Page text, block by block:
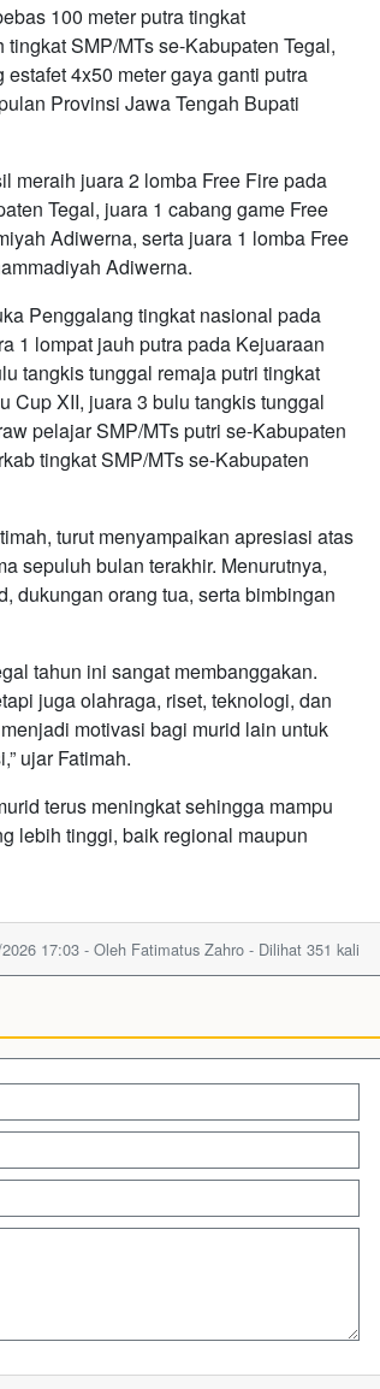
100 meter putra tingkat
SMP/MTs se-Kabupaten Tegal,
4x50 meter gaya ganti putra
Provinsi Jawa Tengah Bupati
meraih juara 2 lomba Free Fire pada
Tegal, juara 1 cabang game Free
Adiwerna, serta juara 1 lomba Free
Adiwerna.
Penggalang tingkat nasional pada
1 lompat jauh putra pada Kejuaraan
tangkis tunggal remaja putri tingkat
Cup XII, juara 3 bulu tangkis tunggal
pelajar SMP/MTs putri se-Kabupaten
tingkat SMP/MTs se-Kabupaten
turut menyampaikan apresiasi atas
sepuluh bulan terakhir. Menurutnya,
dukungan orang tua, serta bimbingan
tahun ini sangat membanggakan.
juga olahraga, riset, teknologi, dan
motivasi bagi murid lain untuk
ujar Fatimah.
terus meningkat sehingga mampu
lebih tinggi, baik regional maupun
17:03 - Oleh Fatimatus Zahro - Dilihat 351 kali